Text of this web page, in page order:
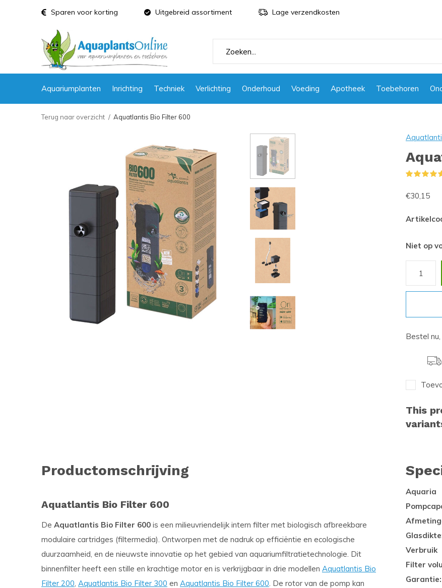
Aquariumplanten Inrichting Techniek Verlichting Onderhoud Voeding Apotheek Toebehoren
Sparen voor korting Uitgebreid assortiment Lage verzendkosten
Terug naar overzicht Aquatlantis Bio Filter 600
€30,15
Niet op
Bestel
This
Productomschrijving
Aquatlantis Bio Filter 600
De Aquatlantis Bio Filter 600 is een milieuvriendelijk intern filter met biologisch afbreekbare
modulaire cartridges (filtermedia). Ontworpen met de nadruk op efficiëntie en ecologische
duurzaamheid, en de nieuwste innovatie op het gebied van aquariumfiltratietechnologie. Dit
binnenfilter heeft een stille en krachtige motor en is verkrijgbaar in drie modellen Aquatlantis Bio
Filter 200, Aquatlantis Bio Filter 300 en Aquatlantis Bio Filter 600. De rotor van de pomp kan
Aquaria
Verbruik
Filter
Garantie: